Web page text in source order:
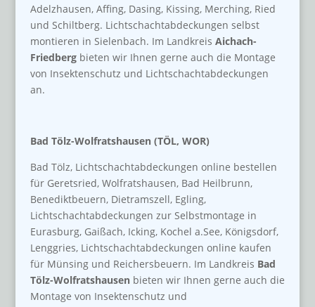
Adelzhausen, Affing, Dasing, Kissing, Merching, Ried
und Schiltberg. Lichtschachtabdeckungen selbst
montieren in Sielenbach. Im Landkreis Aichach-
Friedberg bieten wir Ihnen gerne auch die Montage
von Insektenschutz und Lichtschachtabdeckungen
an.
Bad Tölz-Wolfratshausen (TÖL, WOR)
Bad Tölz, Lichtschachtabdeckungen online bestellen
für Geretsried, Wolfratshausen, Bad Heilbrunn,
Benediktbeuern, Dietramszell, Egling,
Lichtschachtabdeckungen zur Selbstmontage in
Eurasburg, Gaißach, Icking, Kochel a.See, Königsdorf,
Lenggries, Lichtschachtabdeckungen online kaufen
für Münsing und Reichersbeuern. Im Landkreis Bad
Tölz-Wolfratshausen bieten wir Ihnen gerne auch die
Montage von Insektenschutz und